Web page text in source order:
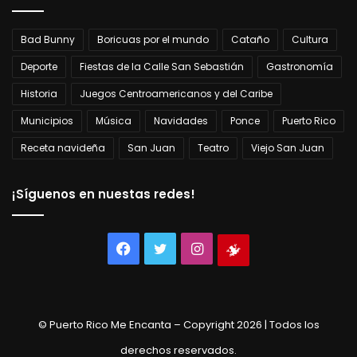
Bad Bunny Boricuas por el mundo Cataño
Cultura
Deporte
Fiestas de la Calle San Sebastián
Gastronomía
Historia
Juegos Centroamericanos y del Caribe
Municipios
Música Navidades Ponce
Puerto Rico
Receta navideña
San Juan Teatro Viejo San Juan
¡Síguenos en nuestas redes!
Facebook
TwitterInstagram
© Puerto Rico Me Encanta – Copyright 2026 | Todos los
derechos reservados.